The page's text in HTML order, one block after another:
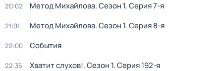
20:02 Метод Михайлова. Сезон 1. Серия 7-я
21:01 Метод Михайлова. Сезон 1. Серия 8-я
22:00 События
22:35 Хватит слухов!. Сезон 1. Серия 192-я